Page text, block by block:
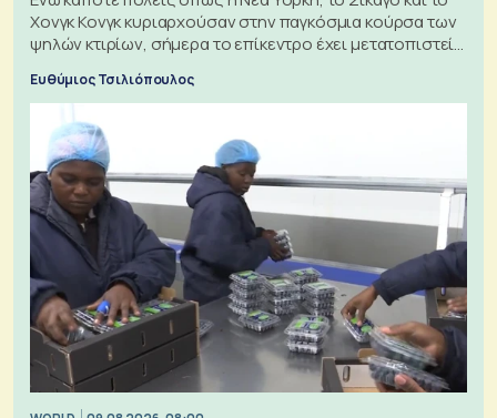
Χονγκ Κονγκ κυριαρχούσαν στην παγκόσμια κούρσα των
ψηλών κτιρίων, σήμερα το επίκεντρο έχει μετατοπιστεί
Ευθύμιος Τσιλιόπουλος